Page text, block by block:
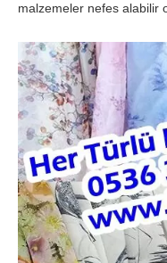
malzemeler nefes alabilir